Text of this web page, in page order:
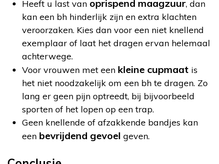
Heeft u last van oprispend maagzuur, dan
kan een bh hinderlijk zijn en extra klachten
veroorzaken. Kies dan voor een niet knellend
exemplaar of laat het dragen ervan helemaal
achterwege.
Voor vrouwen met een kleine cupmaat is
het niet noodzakelijk om een bh te dragen. Zo
lang er geen pijn optreedt, bij bijvoorbeeld
sporten of het lopen op een trap.
Geen knellende of afzakkende bandjes kan
een bevrijdend gevoel geven.